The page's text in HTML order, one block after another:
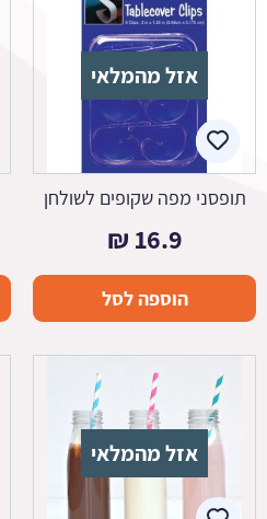
אזל מהמלאי
תופסני מפה שקופים לשולחן
16.9
₪
הוספה לסל
אזל מהמלאי